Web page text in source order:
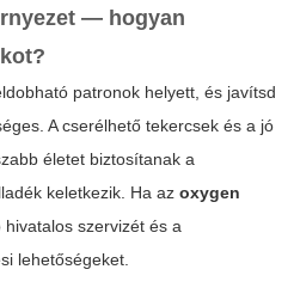
— hogyan
patronok helyett, és javítsd
A cserélhető tekercsek és a jó
életet biztosítanak a
keletkezik. Ha az oxygen
szervizét és a
lehetőségeket.